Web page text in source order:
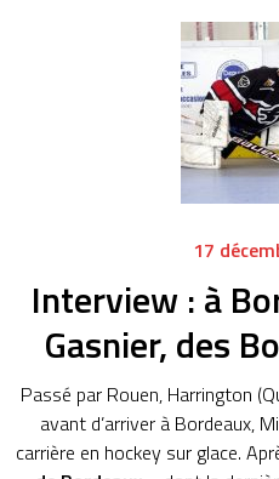
17
Interview : à
Gasnier, des
Passé par Rouen, Harrington
avant d’arriver à Bordeaux,
carrière en hockey sur glace.